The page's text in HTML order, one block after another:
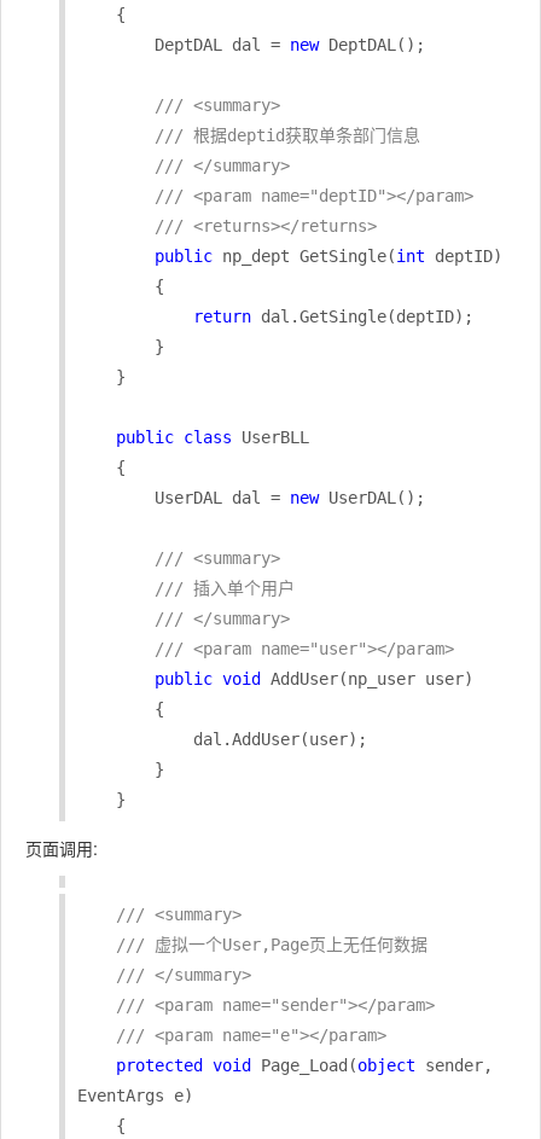
        DeptDAL dal =
new DeptDAL();
/// <summary>
/// 根据deptid获取单条部门信息
/// </summary>
/// <param name="deptID"></param>
/// <returns></returns>
public np_dept GetSingle(int deptID)
return dal.GetSingle(deptID);
public class UserBLL
        UserDAL dal =
new UserDAL();
/// <summary>
/// 插入单个用户
/// </summary>
/// <param name="user"></param>
public void
AddUser(np_user user)
页面调用:
/// <summary>
/// 虚拟一个User,Page页上无任何数据
/// </summary>
/// <param name="sender"></param>
/// <param name="e"></param>
protected
void Page_Load(object sender,
EventArgs e)